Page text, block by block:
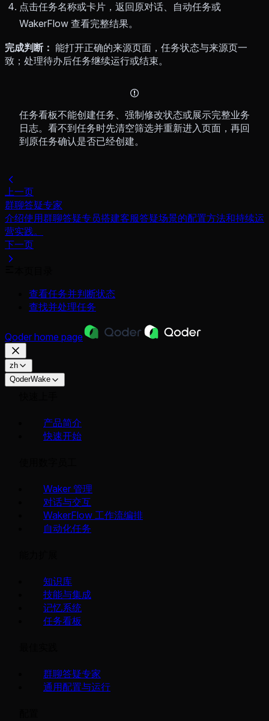
点击任务名称或卡片，返回原对话、自动任务或
WakerFlow 查看完整结果。
完成判断： 能打开正确的来源页面，任务状态与来源页一
致；处理待办后任务继续运行或结束。
任务看板不能创建任务、强制修改状态或展示完整业务
日志。看不到任务时先清空筛选并重新进入页面，再回
到原任务确认是否已经创建。
上一页
群聊答疑专家
介绍使用群聊答疑专员搭建客服答疑场景的配置方法和持续运
营实践。
下一页
查看任务并判断状态
查找并处理任务
Qoder home page
zh
QoderWake
产品简介
快速开始
Waker 管理
对话与交互
WakerFlow 工作流编排
自动化任务
知识库
技能与集成
记忆系统
任务看板
群聊答疑专家
通用配置与运行